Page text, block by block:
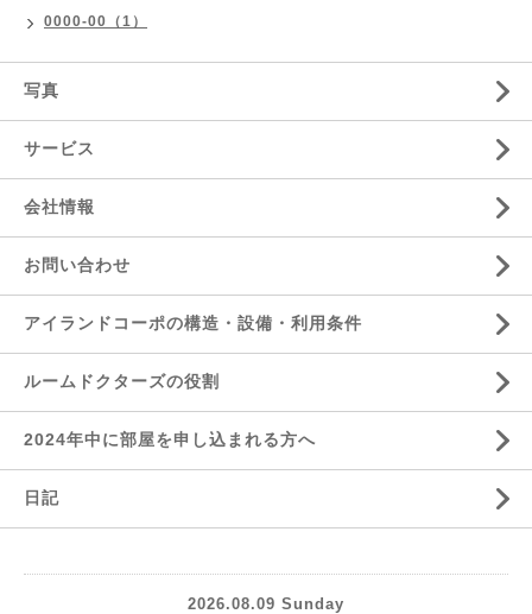
0000-00（1）
写真
サービス
会社情報
お問い合わせ
アイランドコーポの構造・設備・利用条件
ルームドクターズの役割
2024年中に部屋を申し込まれる方へ
日記
2026.08.09 Sunday